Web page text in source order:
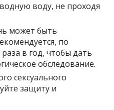
воду, не проходя
может быть
по
в год, чтобы дать
обследование.
сексуального
защиту и